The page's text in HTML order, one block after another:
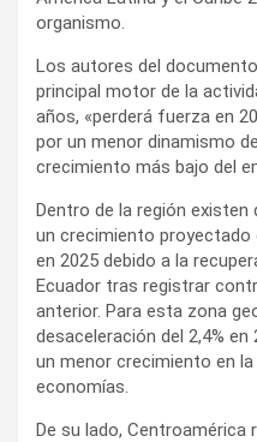
organismo.
Los autores del
principal motor de la
años, «perderá fuerza en
por un menor dinamismo
crecimiento más bajo del
Dentro de la región
un crecimiento proyectado
en 2025 debido a la
Ecuador tras registrar
anterior. Para esta zona
desaceleración del 2,4%
un menor crecimiento en
economías.
De su lado, Centroamérica